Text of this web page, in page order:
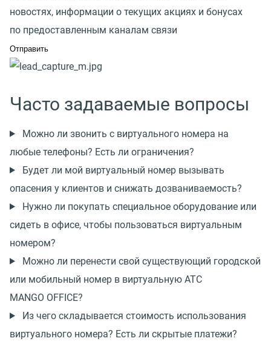
новостях, информации о текущих акциях и бонусах
по предоставленным каналам связи
Часто задаваемые вопросы
Можно ли звонить с виртуального номера на
любые телефоны? Есть ли ограничения?
Будет ли мой виртуальный номер вызывать
опасения у клиентов и снижать дозваниваемость?
Нужно ли покупать специальное оборудование или
сидеть в офисе, чтобы пользоваться виртуальным
номером?
Можно ли перенести свой существующий городской
или мобильный номер в виртуальную АТС
MANGO OFFICE?
Из чего складывается стоимость использования
виртуального номера? Есть ли скрытые платежи?